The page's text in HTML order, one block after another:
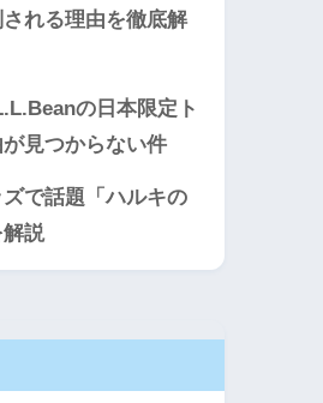
れる理由を徹底解
の日本限定ト
見つからない件
ズで話題「ハルキの
説